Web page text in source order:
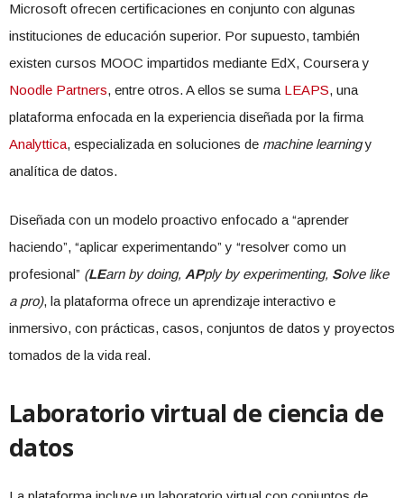
Microsoft ofrecen certificaciones en conjunto con algunas
instituciones de educación superior. Por supuesto, también
existen cursos MOOC impartidos mediante EdX, Coursera y
Noodle Partners, entre otros. A ellos se suma LEAPS, una
plataforma enfocada en la experiencia diseñada por la firma
Analyttica, especializada en soluciones de machine learningy
analítica de datos.
Diseñada con un modelo proactivo enfocado a “aprender
haciendo”, “aplicar experimentando” y “resolver como un
profesional” (LEarn by doing, APply by experimenting, Solve like
a pro), la plataforma ofrece un aprendizaje interactivo e
inmersivo, con prácticas, casos, conjuntos de datos y proyectos
tomados de la vida real.
Laboratorio virtual de ciencia de
datos